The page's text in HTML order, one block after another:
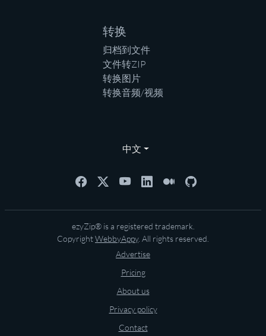
转换
归档到文件
文件转ZIP
转换图片
转换音频/视频
中文
ezyZip® is a registered trademark.
CopyrightWebbyAppy. All rights reserved.
Advertise
Pricing
About us
Privacy policy
Contact